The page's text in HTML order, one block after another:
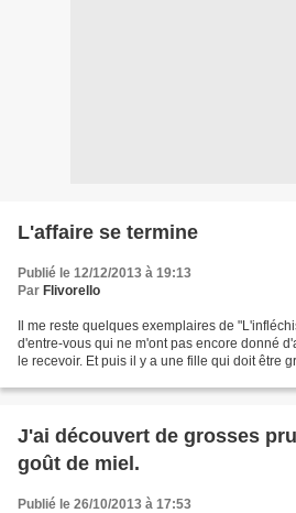
L'affaire se termine
Publié le 12/12/2013 à 19:13
Par Flivorello
Il me reste quelques exemplaires de
d'entre-vous qui ne m'ont pas encore donné
le recevoir. Et puis il y a une fille qui doit être
J'ai découvert de grosses
goût de miel.
Publié le 26/10/2013 à 17:53